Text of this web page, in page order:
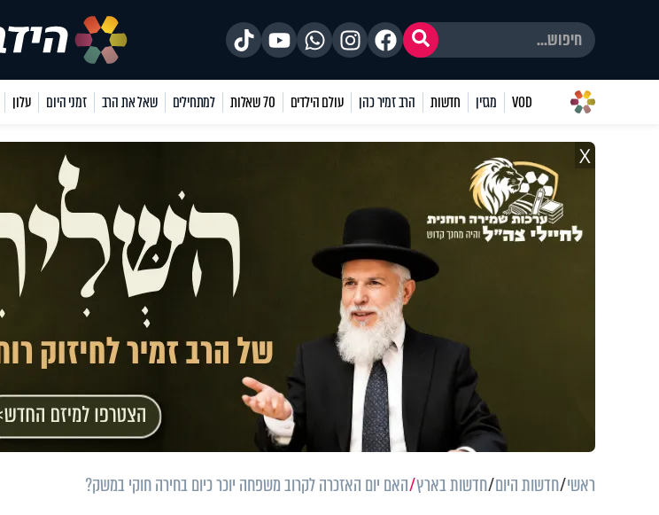
VOD מגזין חדשות הרב זמיר כהן עולם הילדים 70 שאלות למתחילים שאל את הרב זמני היום עלון
X
ראשי חדשות היום חדשות בארץ האם יום האזכרה לקרוב משפחה יוכר כיום בחירה חוקי במשק?